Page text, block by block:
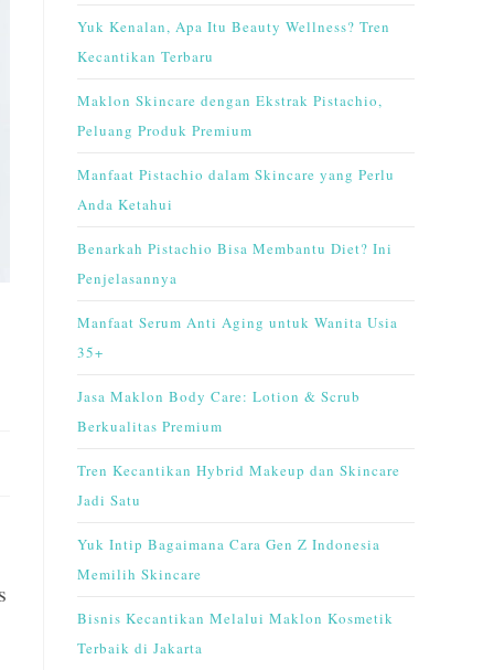
Yuk Kenalan, Apa Itu Beauty Wellness? Tren
Kecantikan Terbaru
Maklon Skincare dengan Ekstrak Pistachio,
Peluang Produk Premium
Manfaat Pistachio dalam Skincare yang Perlu
Anda Ketahui
Benarkah Pistachio Bisa Membantu Diet? Ini
Penjelasannya
Manfaat Serum Anti Aging untuk Wanita Usia
35+
Jasa Maklon Body Care: Lotion & Scrub
Berkualitas Premium
Tren Kecantikan Hybrid Makeup dan Skincare
Jadi Satu
Yuk Intip Bagaimana Cara Gen Z Indonesia
Memilih Skincare
Bisnis Kecantikan Melalui Maklon Kosmetik
Terbaik di Jakarta